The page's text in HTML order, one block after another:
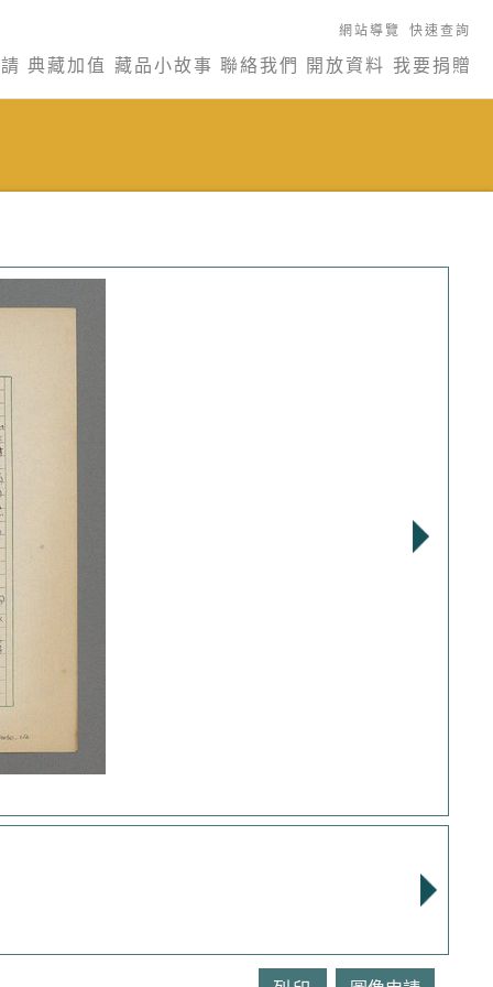
網站導覽 快速查詢
典藏加值 藏品小故事 聯絡我們 開放資料 我要捐贈